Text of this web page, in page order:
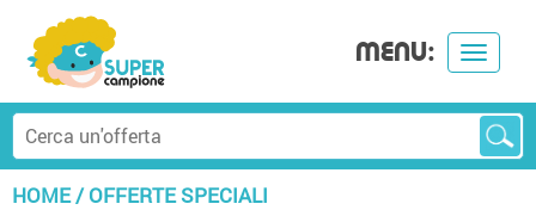
Toggle
MENU:
HOME/OFFERTE SPECIALI